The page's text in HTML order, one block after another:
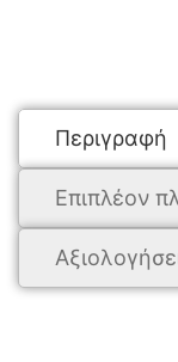
Περιγραφή
Επιπλέον